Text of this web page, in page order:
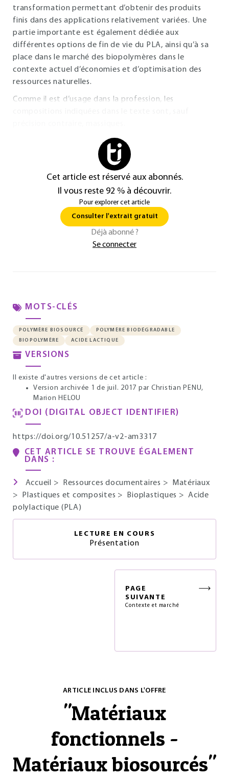
transformation permettant d’obtenir des produits
finis dans des applications relativement variées. Une
partie importante est également dédiée aux
différentes options de fin de vie du PLA, ainsi qu’à sa
place dans le marché des biopolymères dans le
contexte actuel d’économies et d’optimisation des
ressources naturelles.
Comme il est d’usage dans la profession, les
Cet article est réservé aux abonnés.
Il vous reste 92 % à découvrir.
Pour explorer cet article
Consulter l'extrait gratuit
Déjà abonné ?
Se connecter
MOTS-CLÉS
POLYMÈRE BIOSOURCÉ
POLYMÈRE BIODÉGRADABLE
BIOPOLYMÈRE
ACIDE LACTIQUE
VERSIONS
Il existe d'autres versions de cet article :
Version archivée 1 de juil. 2017 par Christian PENU,
Marion HELOU
DOI (DIGITAL OBJECT IDENTIFIER)
https://doi.org/10.51257/a-v2-am3317
CET ARTICLE SE TROUVE ÉGALEMENT
DANS :
Accueil > Ressources documentaires >
Matériaux
>
Plastiques et composites > Bioplastiques > Acide
polylactique (PLA)
LECTURE EN COURS
Présentation
PAGE
SUIVANTE
Contexte et marché
ARTICLE INCLUS DANS L'OFFRE
"Matériaux
fonctionnels -
Matériaux biosourcés"